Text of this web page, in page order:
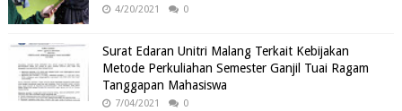
4/20/2021 0
Surat Edaran Unitri Malang Terkait Kebijakan
Metode Perkuliahan Semester Ganjil Tuai Ragam
Tanggapan Mahasiswa
7/04/2021 0